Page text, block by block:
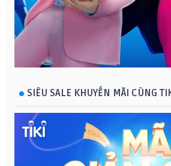
SIÊU SALE KHUYẾN MÃI CÙNG